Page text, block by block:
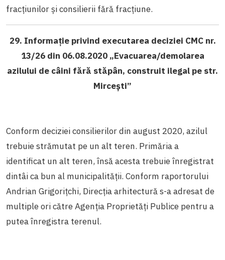
fracțiunilor și consilierii fără fracțiune.
29. Informație privind executarea deciziei CMC nr.
13/26 din 06.08.2020 „Evacuarea/demolarea
azilului de câini fără stăpân, construit ilegal pe str.
Mircești”
Conform deciziei consilierilor din august 2020, azilul
trebuie strămutat pe un alt teren. Primăria a
identificat un alt teren, însă acesta trebuie înregistrat
dintâi ca bun al municipalității. Conform raportorului
Andrian Grigorițchi, Direcția arhitectură s-a adresat de
multiple ori către Agenția Proprietăți Publice pentru a
putea înregistra terenul.